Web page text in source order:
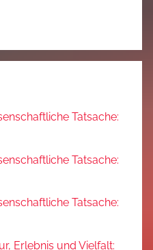
Tatsache:
Tatsache:
Tatsache:
Erlebnis und Vielfalt: